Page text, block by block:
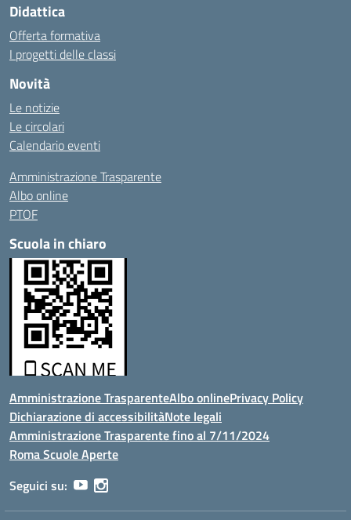
Didattica
Offerta formativa
I progetti delle classi
Novità
Le notizie
Le circolari
Calendario eventi
Amministrazione Trasparente
Albo online
PTOF
Scuola in chiaro
Amministrazione TrasparenteAlbo onlinePrivacy Policy
Dichiarazione di accessibilitàNote legali
Amministrazione Trasparente fino al 7/11/2024
Roma Scuole Aperte
Seguici su: